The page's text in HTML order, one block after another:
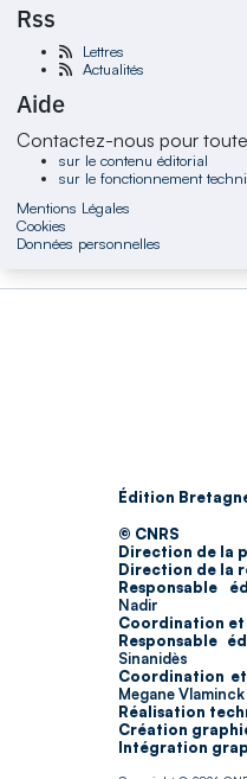
Rss
Lettres
Actualités
Aide
Contactez-nous pour
sur le contenu éditorial
sur le fonctionnement
Mentions Légales
Cookies
Données personnelles
Édition
© CNRS
Direction de la
Direction de la
Responsable
Nadir
Coordination
Responsable
Sinanidès
Coordination
Megane Vlaminck
Réalisation
Création
Intégration